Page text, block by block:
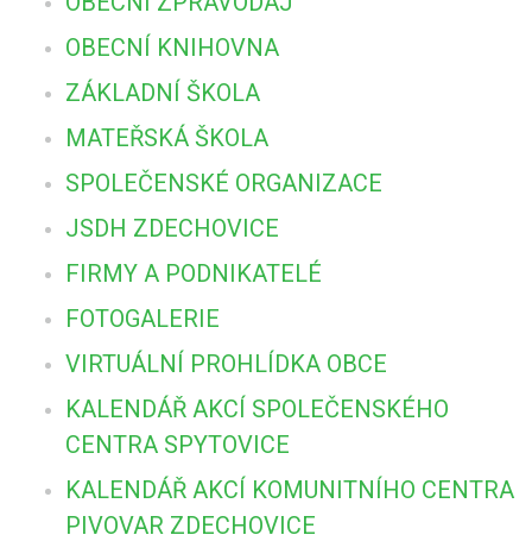
OBECNÍ KNIHOVNA
ZÁKLADNÍ ŠKOLA
MATEŘSKÁ ŠKOLA
SPOLEČENSKÉ ORGANIZACE
JSDH ZDECHOVICE
FIRMY A PODNIKATELÉ
FOTOGALERIE
VIRTUÁLNÍ PROHLÍDKA OBCE
KALENDÁŘ AKCÍ SPOLEČENSKÉHO
CENTRA SPYTOVICE
KALENDÁŘ AKCÍ KOMUNITNÍHO CENTRA
PIVOVAR ZDECHOVICE